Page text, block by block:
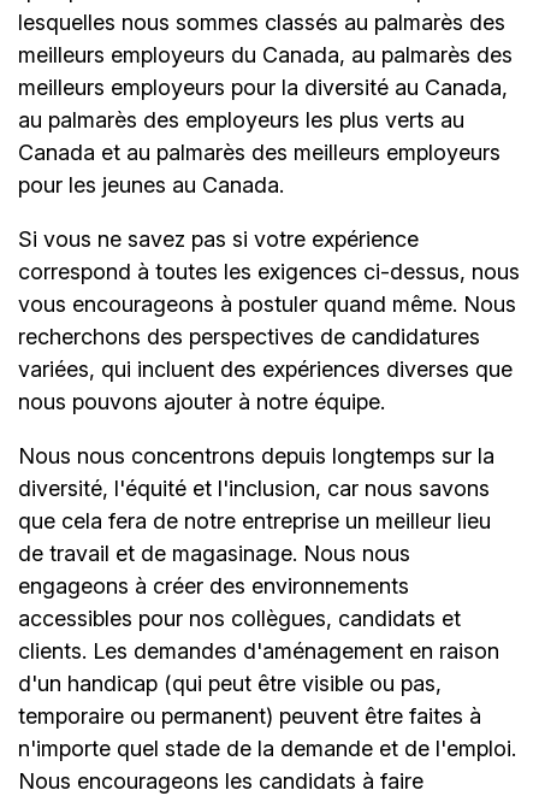
lesquelles nous sommes classés au palmarès des
meilleurs employeurs du Canada, au palmarès des
meilleurs employeurs pour la diversité au Canada,
au palmarès des employeurs les plus verts au
Canada et au palmarès des meilleurs employeurs
pour les jeunes au Canada.
Si vous ne savez pas si votre expérience
correspond à toutes les exigences ci-dessus, nous
vous encourageons à postuler quand même. Nous
recherchons des perspectives de candidatures
variées, qui incluent des expériences diverses que
nous pouvons ajouter à notre équipe.
Nous nous concentrons depuis longtemps sur la
diversité, l'équité et l'inclusion, car nous savons
que cela fera de notre entreprise un meilleur lieu
de travail et de magasinage. Nous nous
engageons à créer des environnements
accessibles pour nos collègues, candidats et
clients. Les demandes d'aménagement en raison
d'un handicap (qui peut être visible ou pas,
temporaire ou permanent) peuvent être faites à
n'importe quel stade de la demande et de l'emploi.
Nous encourageons les candidats à faire